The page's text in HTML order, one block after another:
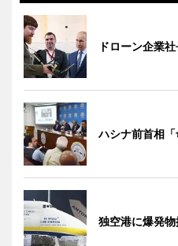
ドローン企業
ハシナ前首相「
独空港に爆発